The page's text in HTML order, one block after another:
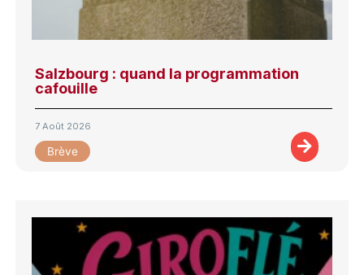
Salzbourg : quand la programmation
cafouille
7 Août 2026
Brève